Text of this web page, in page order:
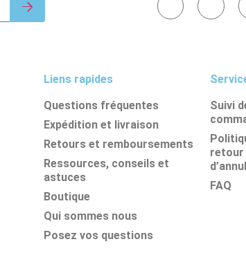
Liens rapides
Questions fréquentes
Expédition et livraison
Retours et remboursements
Ressources, conseils et
astuces
Boutique
Qui sommes nous
Posez vos questions
Suivi
retour
FAQ